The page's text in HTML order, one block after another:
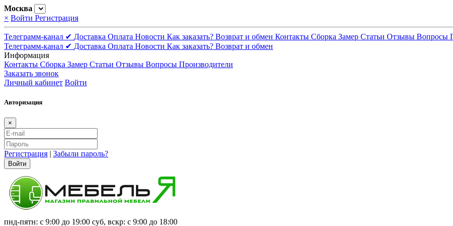
Москва
× Войти Регистрация
Телеграмм-канал ✔ Доставка Оплата Новости Как заказать? Возврат и обмен Контакты Сборка Замер Статьи Отзывы Вопросы
Телеграмм-канал ✔ Доставка Оплата Новости Как заказать? Возврат и обмен
Информация
Контакты Сборка Замер Статьи Отзывы Вопросы Производители
Заказать звонок
Личный кабинет Войти
Авторизация
×
Регистрация | Забыли пароль?
Войти
пнд-пятн: с 9:00 до 19:00 суб, вскр: с 9:00 до 18:00